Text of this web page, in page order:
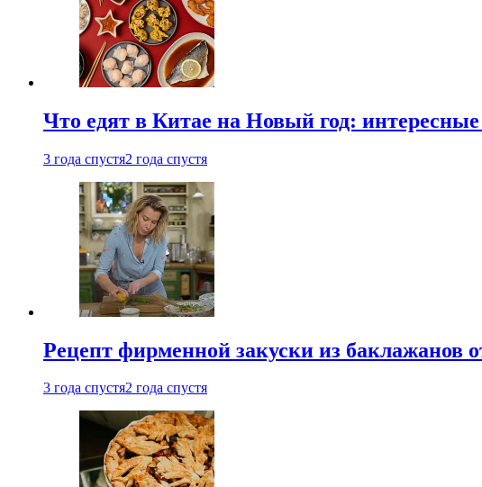
Что едят в Китае на Новый год:
3 года спустя2 года спустя
Рецепт фирменной закуски из
3 года спустя2 года спустя